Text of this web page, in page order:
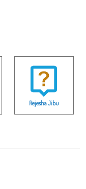
Rejesha Jibu